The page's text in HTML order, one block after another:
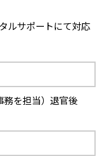
ルサポートにて対応
務を担当）退官後